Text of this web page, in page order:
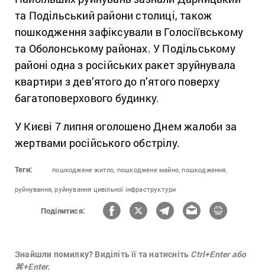
та Подільський райони столиці, також
пошкодження зафіксували в Голосіївському
та Оболонському районах. У Подільському
районі одна з російських ракет зруйнувала
квартири з дев’ятого до п’ятого поверху
багатоповерхового будинку.
У Києві 7 липня оголошено Днем жалоби за
жертвами російського обстрілу.
Теги: пошкоджене житло, пошкоджене майно, пошкодження,
руйнування, руйнування цивільної інфраструктури
Поділитися:
Знайшли помилку? Виділіть її та натисніть Ctrl+Enter або
⌘+Enter.